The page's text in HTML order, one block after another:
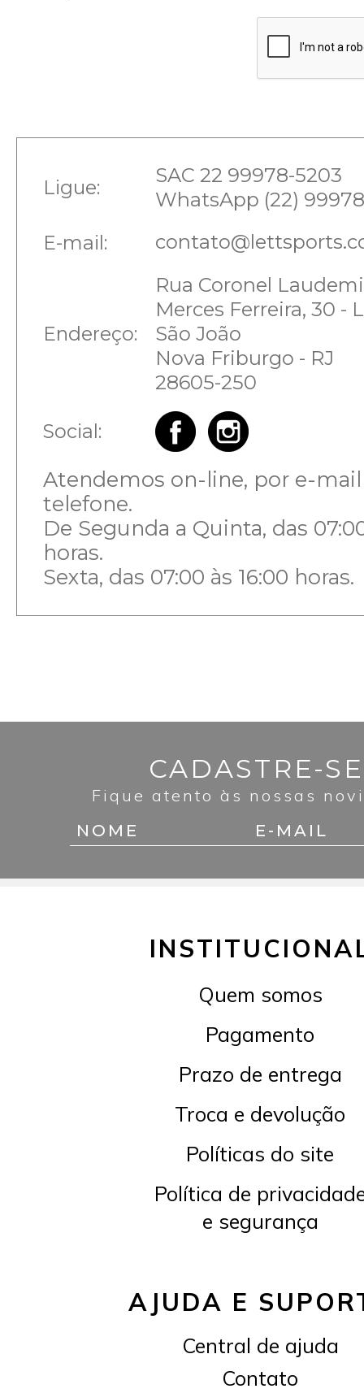
Ligue:
SAC 22 99978-5203
WhatsApp (22)
E-mail:
Endereço:
Rua Coronel
Merces Ferreira, 30 -
São João
Nova Friburgo - RJ
28605-250
Social:
Atendemos on-line, por e-
telefone.
De Segunda a Quinta, das
horas.
Sexta, das 07:00 às 16:00 horas.
CADASTRE-
Fique atento às nossas
Quem somos
Pagamento
Prazo de entrega
Troca e devolução
Políticas do site
Política de
e segurança
AJUDA E
Central de ajuda
Contato